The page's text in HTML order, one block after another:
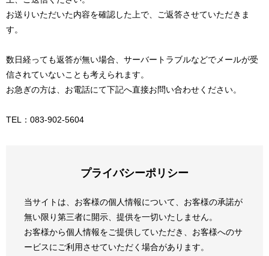
お送りいただいた内容を確認した上で、ご返答させていただきま
す。
数日経っても返答が無い場合、サーバートラブルなどでメールが受
信されていないことも考えられます。
お急ぎの方は、お電話にて下記へ直接お問い合わせください。
TEL：083-902-5604
プライバシーポリシー
当サイトは、お客様の個人情報について、お客様の承諾が
無い限り第三者に開示、提供を一切いたしません。
お客様から個人情報をご提供していただき、お客様へのサ
ービスにご利用させていただく場合があります。